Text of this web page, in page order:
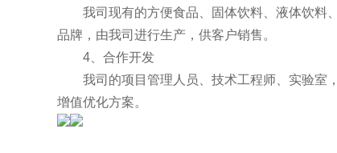
我司现有的方便食品、固体饮料、液体饮料
品牌，由我司进行生产，供客户销售。
4、合作开发
我司的项目管理人员、技术工程师、实验室，
增值优化方案。